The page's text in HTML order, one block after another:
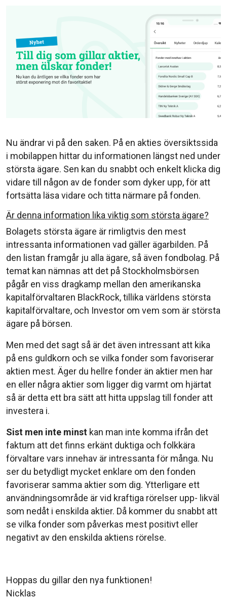
Nu ändrar vi på den saken. På en akties översiktssida
i mobilappen hittar du informationen längst ned under
största ägare. Sen kan du snabbt och enkelt klicka dig
vidare till någon av de fonder som dyker upp, för att
fortsätta läsa vidare och titta närmare på fonden.
Är denna information lika viktig som största ägare?
Bolagets största ägare är rimligtvis den mest
intressanta informationen vad gäller ägarbilden. På
den listan framgår ju alla ägare, så även fondbolag. På
temat kan nämnas att det på Stockholmsbörsen
pågår en viss dragkamp mellan den amerikanska
kapitalförvaltaren BlackRock, tillika världens största
kapitalförvaltare, och Investor om vem som är största
ägare på börsen.
Men med det sagt så är det även intressant att kika
på ens guldkorn och se vilka fonder som favoriserar
aktien mest. Äger du hellre fonder än aktier men har
en eller några aktier som ligger dig varmt om hjärtat
så är detta ett bra sätt att hitta uppslag till fonder att
investera i.
Sist men inte minst kan man inte komma ifrån det
faktum att det finns erkänt duktiga och folkkära
förvaltare vars innehav är intressanta för många. Nu
ser du betydligt mycket enklare om den fonden
favoriserar samma aktier som dig. Ytterligare ett
användningsområde är vid kraftiga rörelser upp- likväl
som nedåt i enskilda aktier. Då kommer du snabbt att
se vilka fonder som påverkas mest positivt eller
negativt av den enskilda aktiens rörelse.
Hoppas du gillar den nya funktionen!
Nicklas